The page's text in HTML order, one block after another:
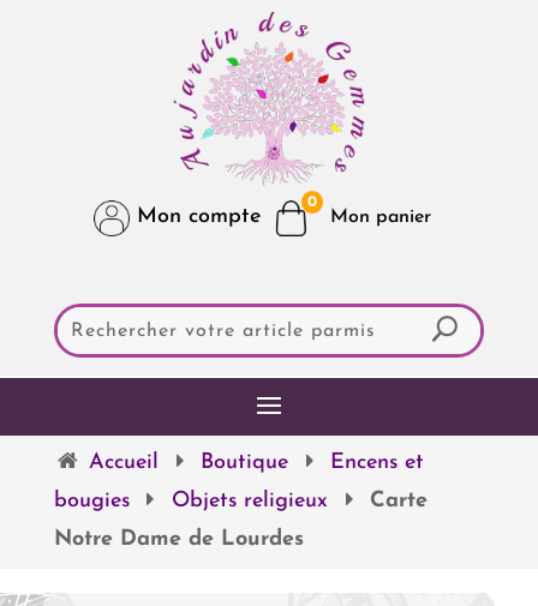
Mon compte
0
Accueil Boutique
Encens et
bougies
Objets religieux
Carte
Notre Dame de Lourdes